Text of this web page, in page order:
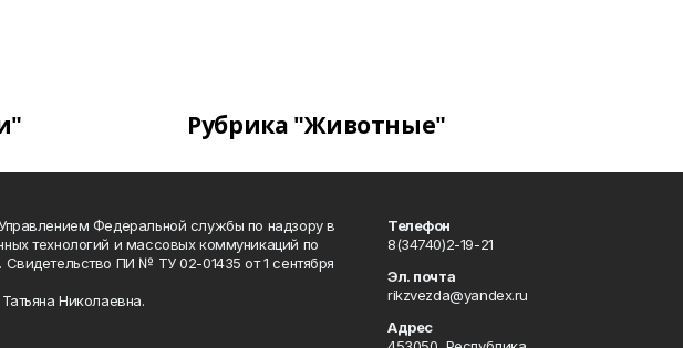
Рубрика "Животные"
Федеральной службы по надзору в
технологий и массовых коммуникаций по
Свидетельство ПИ № ТУ 02-01435 от 1 сентября
Николаевна.
Телефон
8(34740)2-19-21
Эл. почта
rikzvezda@yandex.ru
Адрес